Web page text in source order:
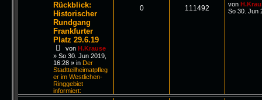
Rückblick:
Historischer
Rundgang
Frankfurter
Platz 29.6.19
von H.Krause
» So 30. Jun 2019,
16:28 » in Der
Stadtteilheimatpfleg
er im Westlichen-
Ringgebiet
informiert:
0 111492 von
So 30. Jun